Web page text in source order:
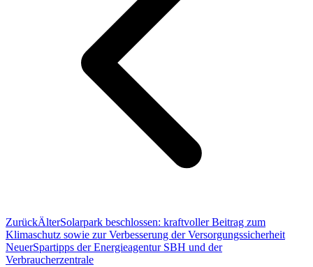
ZurückÄlterSolarpark beschlossen: kraftvoller Beitrag zum
Klimaschutz sowie zur Verbesserung der Versorgungssicherheit
NeuerSpartipps der Energieagentur SBH und der
Verbraucherzentrale